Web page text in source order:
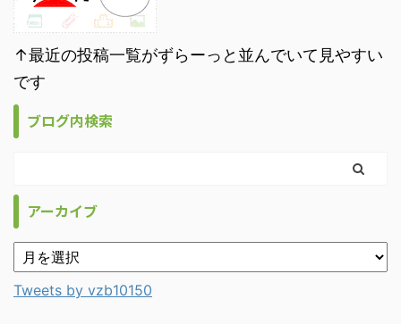
↑最近の投稿一覧がずらーっと並んでいて見やすい
です
ブログ内検索
アーカイブ
Tweets by vzb10150